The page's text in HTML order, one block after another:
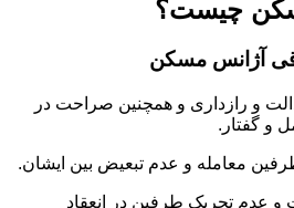
چیست؟
آژانس مسکن
و رازداری و همچنین صراحت در
و گفتار.
و عدم تحریک طرفین در انعقاد